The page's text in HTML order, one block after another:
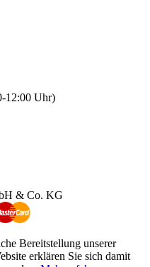
12:00 Uhr)
& Co. KG
Bereitstellung unserer
erklären Sie sich damit